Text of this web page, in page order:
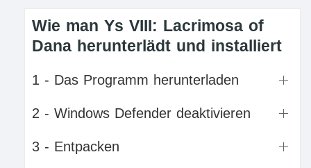
Wie man Ys VIII: Lacrimosa of
Dana herunterlädt und installiert
1 - Das Programm herunterladen
2 - Windows Defender deaktivieren
3 - Entpacken